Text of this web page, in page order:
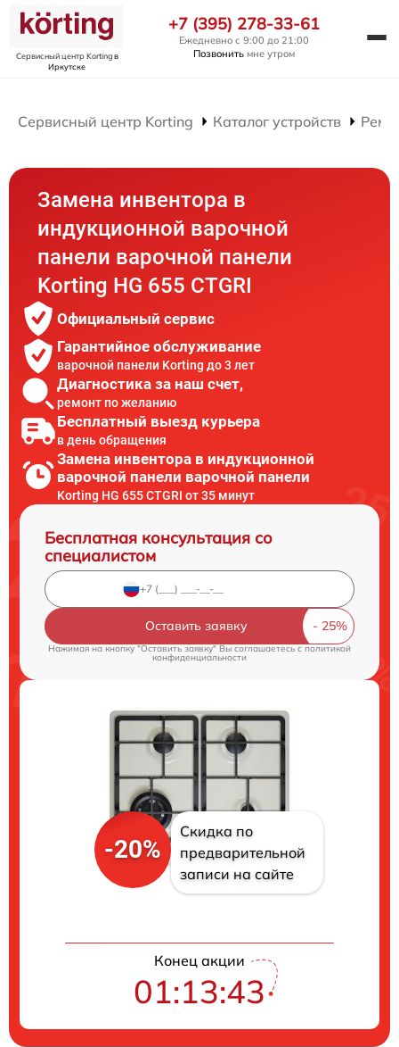
Сервисный центр Kortingв
Иркутске
+7 (395) 278-33-61
Ежедневно с 9:00 до 21:00
Позвонить мне утром
Сервисный центр Korting Каталог устройств
Замена инвентора в
индукционной варочной
панели варочной панели
Korting HG 655 CTGRI
Официальный сервис
Гарантийное обслуживание
варочной панели Korting до 3 лет
Диагностика за наш счет,
ремонт по желанию
Бесплатный выезд курьера
в день обращения
Замена инвентора в индукционной
варочной панели варочной панели
Korting HG 655 CTGRI от 35 минут
Бесплатная консультация со
специалистом
Оставить заявку
Нажимая на кнопку "Оставить заявку" Вы соглашаетесь cполитикой
конфиденциальности
-20%
Скидка по
предварительной
записи на сайте
Конец акции
01:13:42